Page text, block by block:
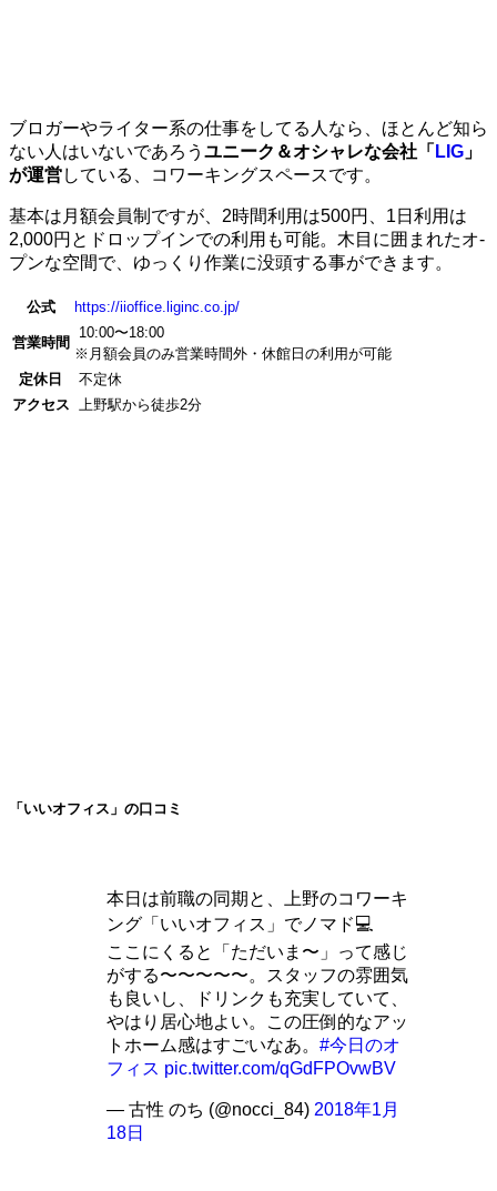
ブロガーやライター系の仕事をしてる人なら、ほとんど知ら
ない人はいないであろう ユニーク＆オシャレな会社「 LIG 」
が運営している、コワーキングスペースです。
基本は月額会員制ですが、2時間利用は500円、1日利用は
2,000円とドロップインでの利用も可能。木目に囲まれたオ-
プンな空間で、ゆっくり作業に没頭する事ができます。
公式 https://iioffice.liginc.co.jp/
営業時間
10:00〜18:00
※月額会員のみ営業時間外・休館日の利用が可能
定休日
不定休
アクセス 上野駅から徒歩2分
「いいオフィス」の口コミ
本日は前職の同期と、上野のコワーキ
ング「いいオフィス」でノマド💻
ここにくると「ただいま〜」って感じ
がする〜〜〜〜〜。スタッフの雰囲気
も良いし、ドリンクも充実していて、
やはり居心地よい。この圧倒的なアッ
トホーム感はすごいなあ。 #今日のオ
フィス pic.twitter.com/qGdFPOvwBV
— 古性 のち (@nocci_84) 2018年1月
18日